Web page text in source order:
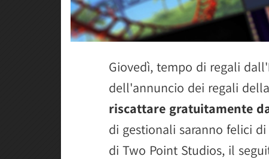
Giovedì, tempo di regali dall'
dell'annuncio dei regali
riscattare gratuitamente
di gestionali saranno felici
di Two Point Studios, il